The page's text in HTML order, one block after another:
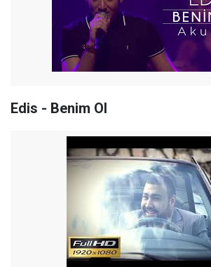
Edis - Benim Ol